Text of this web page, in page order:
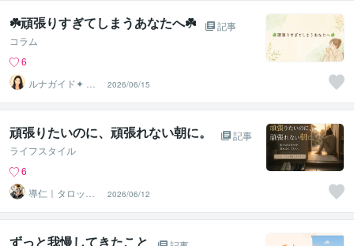
☘️頑張りすぎてしまうあなたへ☘️
記事
コラム
6
ルナガイド✦ 結
月 Yuzuki
2026/06/15
頑張りたいのに、頑張れない朝に。
記事
ライフスタイル
6
導仁｜タロット
／感情整理系
2026/06/12
ずっと我慢してきたこと